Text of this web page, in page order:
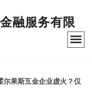
融服务有限
尔果斯互金企业虚火？仅